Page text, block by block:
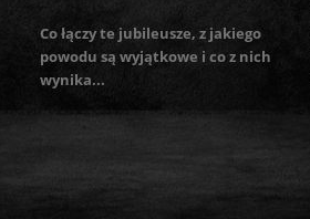
Co łączy te jubileusze, z jakiego
powodu są wyjątkowe i co z nich
wynika...